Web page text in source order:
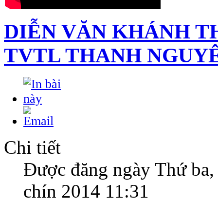
DIỄN VĂN KHÁNH
TVTL THANH
Chi tiết
Được đăng ngày Thứ
chín 2014 11:31